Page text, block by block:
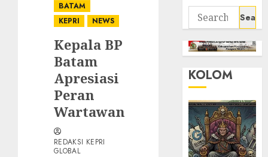
BATAM
KEPRI
NEWS
Kepala BP
Batam
Apresiasi
Peran
Wartawan
REDAKSI KEPRI
GLOBAL
Search
for:
KOLOM